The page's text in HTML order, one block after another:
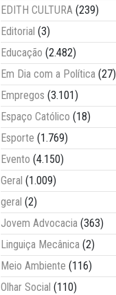
EDITH CULTURA (239)
Editorial (3)
Educação (2.482)
Em Dia com a Política (27)
Empregos (3.101)
Espaço Católico (18)
Esporte (1.769)
Evento (4.150)
Geral (1.009)
geral (2)
Jovem Advocacia (363)
Linguiça Mecânica (2)
Meio Ambiente (116)
Olhar Social (110)